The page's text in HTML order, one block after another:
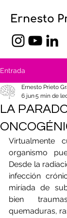
Ernesto
Entrada
LA
Ernesto Prieto
6 jun5 min de
Virtualmente
organismo
Desde la
infección
miríada de
bien
quemaduras,